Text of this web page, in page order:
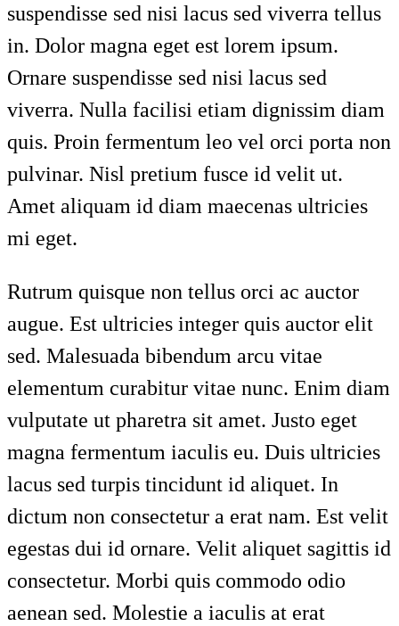
suspendisse sed nisi lacus sed viverra tellus
in. Dolor magna eget est lorem ipsum.
Ornare suspendisse sed nisi lacus sed
viverra. Nulla facilisi etiam dignissim diam
quis. Proin fermentum leo vel orci porta non
pulvinar. Nisl pretium fusce id velit ut.
Amet aliquam id diam maecenas ultricies
mi eget.
Rutrum quisque non tellus orci ac auctor
augue. Est ultricies integer quis auctor elit
sed. Malesuada bibendum arcu vitae
elementum curabitur vitae nunc. Enim diam
vulputate ut pharetra sit amet. Justo eget
magna fermentum iaculis eu. Duis ultricies
lacus sed turpis tincidunt id aliquet. In
dictum non consectetur a erat nam. Est velit
egestas dui id ornare. Velit aliquet sagittis id
consectetur. Morbi quis commodo odio
aenean sed. Molestie a iaculis at erat